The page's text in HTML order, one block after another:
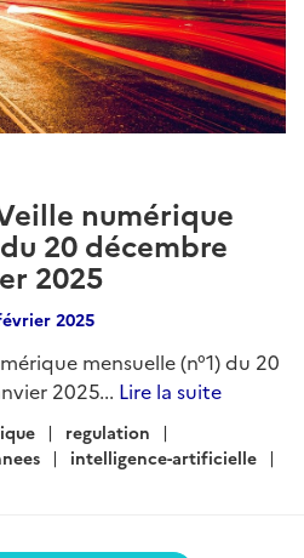
numérique
20 décembre
2025
2025
mensuelle (n°1) du 20
2025... Lire la suite
regulation
intelligence-artificielle